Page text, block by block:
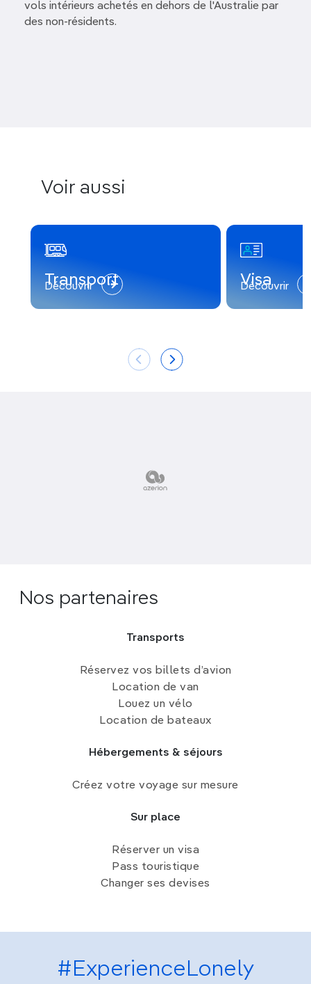
vols intérieurs achetés en dehors de l'Australie par
des non-résidents.
Voir aussi
Transport
Découvrir Visa
Découvrir
Nos partenaires
Transports
Réservez vos billets d’avion
Location de van
Louez un vélo
Location de bateaux
Hébergements & séjours
Créez votre voyage sur mesure
Sur place
Réserver un visa
Pass touristique
Changer ses devises
#ExperienceLonely